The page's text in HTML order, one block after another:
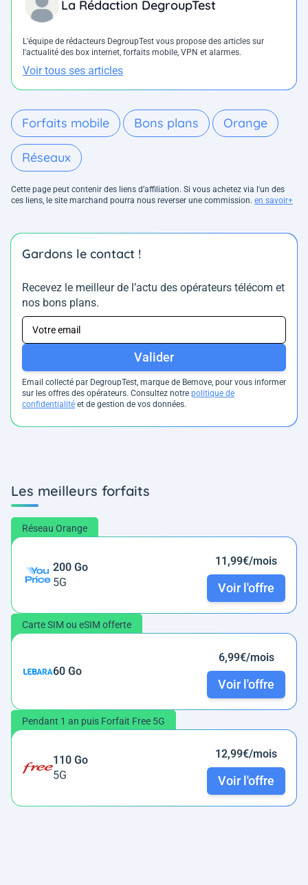
La Rédaction DegroupTest
L'équipe de rédacteurs DegroupTest vous propose des articles sur
l'actualité des box internet, forfaits mobile, VPN et alarmes.
Voir tous ses articles
Forfaits mobile Bons plans Orange
Réseaux
Cette page peut contenir des liens d’affiliation. Si vous achetez via l'un des
ces liens, le site marchand pourra nous reverser une commission. en savoir+
Gardons le contact !
Recevez le meilleur de l’actu des opérateurs télécom et
nos bons plans.
Valider
Email collecté par DegroupTest, marque de Bemove, pour vous informer
sur les offres des opérateurs. Consultez notre politique de
confidentialité et de gestion de vos données.
Les meilleurs forfaits
Réseau Orange
200 Go
5G
11,99€/mois
Voir l'offre
Carte SIM ou eSIM offerte
60 Go
6,99€/mois
Voir l'offre
Pendant 1 an puis Forfait Free 5G
110 Go
5G
12,99€/mois
Voir l'offre